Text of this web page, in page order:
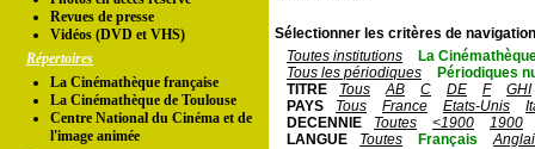
Revues de presse
Vidéos (DVD et VHS)
Répertoires
La Cinémathèque française
La Cinémathèque de Toulouse
Centre National du Cinéma et de
l'image animée
Sélectionner les critères de
Toutes institutions
La
Tous les périodiques
Périodiques
TITRE
Tous AB C DE F
GHI
PAYS
Tous France Etats-Unis
DECENNIE
Toutes <1900
1900
LANGUE
Toutes Français